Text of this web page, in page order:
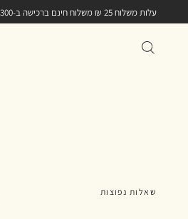
עלות משלוח 25 ₪ משלוח חינם ברכישה ב-300 ₪ ומעלה.
שאלות נפוצות